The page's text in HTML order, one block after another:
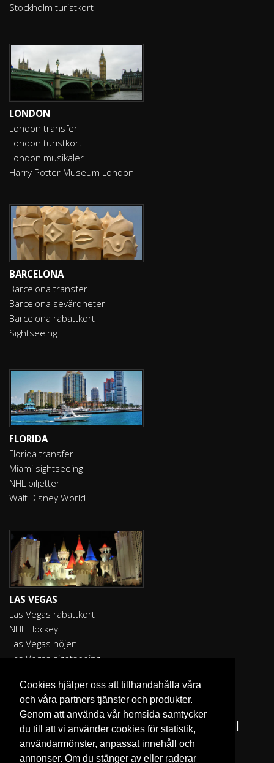
Cookies hjälper oss att tillhandahålla våra
och våra partners tjänster och produkter.
Genom att använda vår hemsida samtycker
du till att vi använder cookies för statistik,
användarmönster, anpassat innehåll och
annonser. Om du stänger av eller raderar
Stockholm turistkort
LONDON
London transfer
London turistkort
London musikaler
Harry Potter Museum London
BARCELONA
Barcelona transfer
Barcelona sevärdheter
Barcelona rabattkort
Sightseeing
FLORIDA
Florida transfer
Miami sightseeing
NHL biljetter
Walt Disney World
LAS VEGAS
Las Vegas rabattkort
NHL Hockey
Las Vegas nöjen
Las Vegas sightseeing
Fler reseguider: I Love the World|San Francisco
|
Los Angeles|Sydney